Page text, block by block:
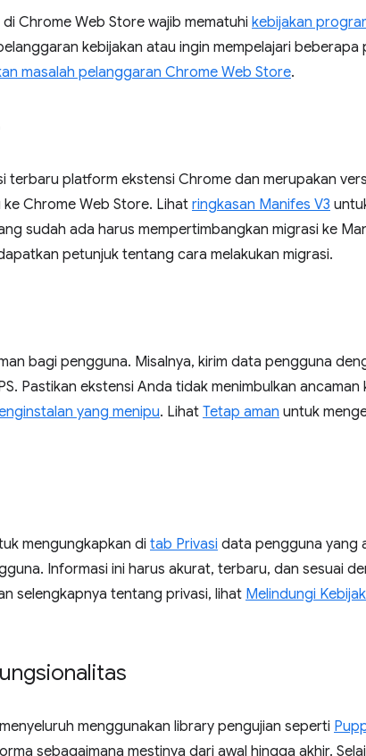
Chrome Web Store wajib mematuhi kebijakan
kebijakan atau ingin mempelajari
masalah pelanggaran Chrome Web Store.
terbaru platform ekstensi Chrome dan merupakan
Chrome Web Store. Lihat ringkasan Manifes V3
sudah ada harus mempertimbangkan migrasi ke
petunjuk tentang cara melakukan migrasi.
bagi pengguna. Misalnya, kirim data pengguna
Pastikan ekstensi Anda tidak menimbulkan
yang menipu. Lihat Tetap aman untuk
mengungkapkan di tab Privasi data pengguna yang
Informasi ini harus akurat, terbaru, dan sesuai
selengkapnya tentang privasi, lihat Melindungi
menggunakan library pengujian seperti
sebagaimana mestinya dari awal hingga akhir.